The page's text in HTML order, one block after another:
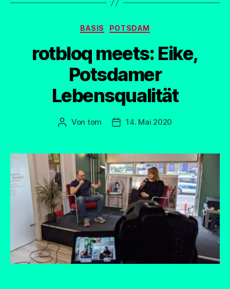
Kategorien
BASIS POTSDAM
rotbloq meets: Eike,
Potsdamer
Lebensqualität
Beitragsautor
Von tom Beitragsdatum
14. Mai 2020